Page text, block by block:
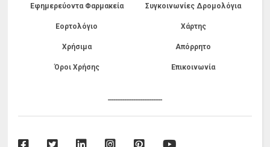
Εφημερεύοντα Φαρμακεία Συγκοινωνίες Δρομολόγια
Εορτολόγιο Χάρτης
Χρήσιμα Απόρρητο
Όροι Χρήσης Επικοινωνία
------------------------------